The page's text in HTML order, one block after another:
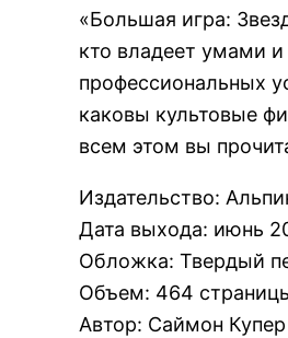
«Большая игра:
кто владеет умами
профессиональных
каковы культовые
всем этом вы
Издательство:
Дата выхода: июнь
Обложка: Твердый
Объем: 464
Автор: Саймон Купер